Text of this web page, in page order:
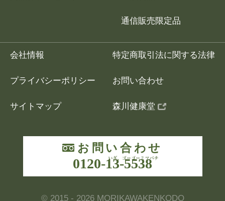
通信販売限定品
会社情報
プライバシーポリシー
特定商取引法に関する法律
お問い合わせ
サイトマップ 森川健康堂
お問い合わせ
0120-13-5538
いざ、ゴーゴー
© 2015 - 2026 MORIKAWAKENKODO